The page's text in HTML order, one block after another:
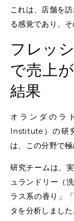
これは、店舗を
る感覚であり、
フレッ
で売上
結果
オランダのラ
Institute）の研
は、この分野で
研究チームは、
ュランドリー（
ラス系の香り」
タを分析しました